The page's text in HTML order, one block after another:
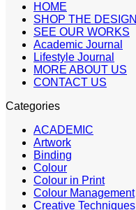
HOME
SHOP THE DESIGN
SEE OUR WORKS
Academic Journal
Lifestyle Journal
MORE ABOUT US
CONTACT US
Categories
ACADEMIC
Artwork
Binding
Colour
Colour in Print
Colour Management
Creative Techniques